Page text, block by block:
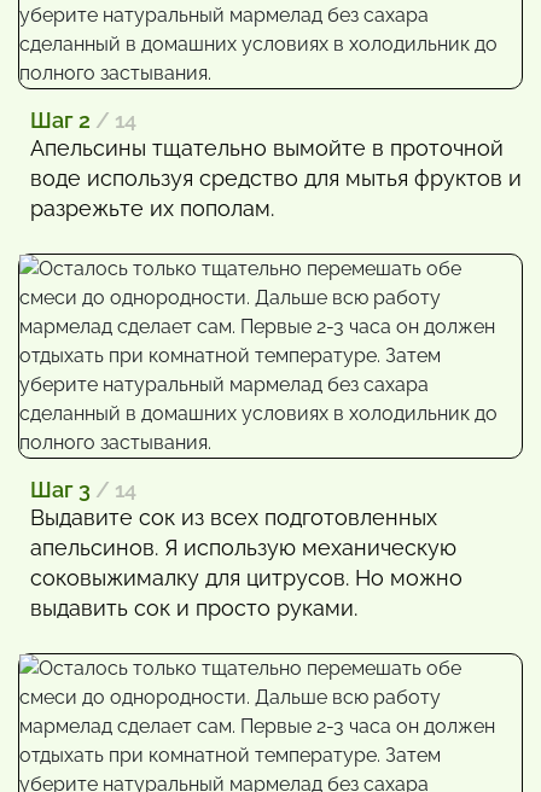
Шаг 2 / 14
Апельсины тщательно вымойте в проточной
воде используя средство для мытья фруктов и
разрежьте их пополам.
Шаг 3 / 14
Выдавите сок из всех подготовленных
апельсинов. Я использую механическую
соковыжималку для цитрусов. Но можно
выдавить сок и просто руками.